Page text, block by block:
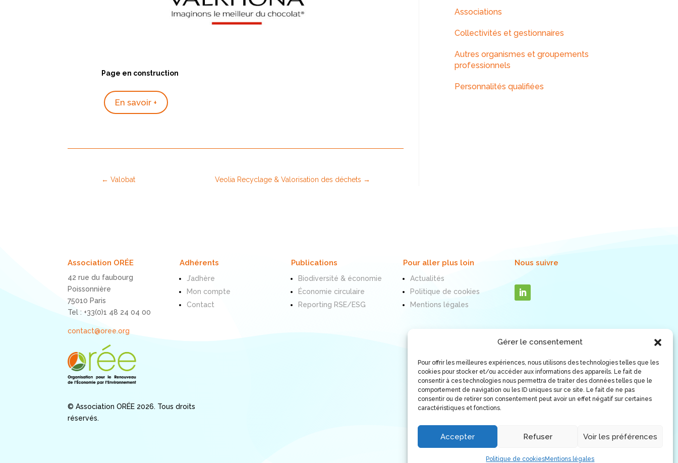
Gérer le consentement
Pour offrir les meilleures expériences, nous utilisons des technologies telles que les
cookies pour stocker et/ou accéder aux informations des appareils. Le fait de
consentir à ces technologies nous permettra de traiter des données telles que le
comportement de navigation ou les ID uniques sur ce site. Le fait de ne pas
consentir ou de retirer son consentement peut avoir un effet négatif sur certaines
caractéristiques et fonctions.
Accepter Refuser Voir les préférences
Politique de cookiesMentions légales
Page en construction
En savoir +
←Valobat Veolia Recyclage & Valorisation des déchets →
Associations
Collectivités et gestionnaires
Autres organismes et groupements
professionnels
Personnalités qualifiées
Association ORÉE
42 rue du faubourg
Poissonnière
75010 Paris
Tel : +33(0)1 48 24 04 00
contact@oree.org
Adhérents
J’adhère
Mon compte
Contact
Publications
Biodiversité & économie
Économie circulaire
Reporting RSE/ESG
Pour aller plus loin
Actualités
Politique de cookies
Mentions légales
Nous suivre
© Association ORÉE 2026. Tous droits
réservés.